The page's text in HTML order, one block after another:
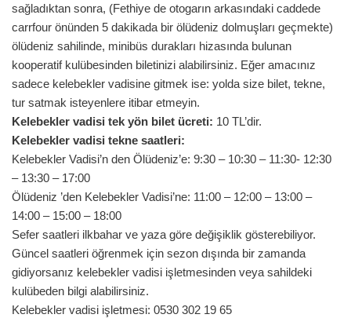
sağladıktan sonra, (Fethiye de otogarın arkasındaki caddede
carrfour önünden 5 dakikada bir ölüdeniz dolmuşları geçmekte)
ölüdeniz sahilinde, minibüs durakları hizasında bulunan
kooperatif kulübesinden biletinizi alabilirsiniz. Eğer amacınız
sadece kelebekler vadisine gitmek ise: yolda size bilet, tekne,
tur satmak isteyenlere itibar etmeyin.
Kelebekler vadisi tek yön bilet ücreti: 10 TL’dir.
Kelebekler vadisi tekne saatleri:
Kelebekler Vadisi’n den Ölüdeniz’e: 9:30 – 10:30 – 11:30- 12:30
– 13:30 – 17:00
Ölüdeniz ’den Kelebekler Vadisi’ne: 11:00 – 12:00 – 13:00 –
14:00 – 15:00 – 18:00
Sefer saatleri ilkbahar ve yaza göre değişiklik gösterebiliyor.
Güncel saatleri öğrenmek için sezon dışında bir zamanda
gidiyorsanız kelebekler vadisi işletmesinden veya sahildeki
kulübeden bilgi alabilirsiniz.
Kelebekler vadisi işletmesi: 0530 302 19 65